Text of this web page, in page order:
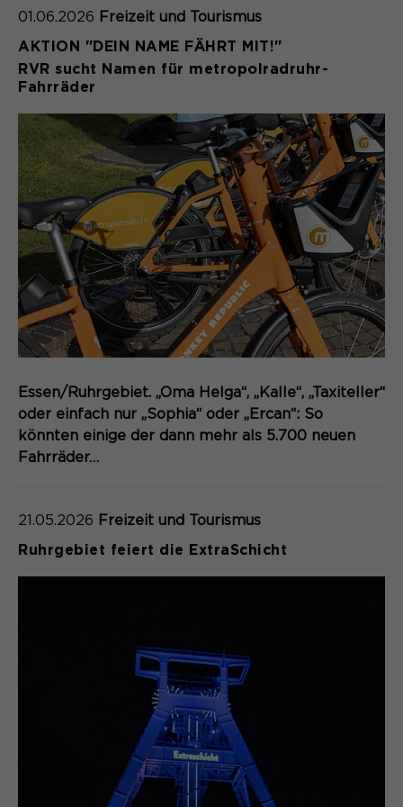
Name cookie_optin
Anbieter Sgalinski
Zweck
Speichert den Zustimmungsstatus des
Benutzers für Cookies auf der
aktuellen Domäne.
01.06.2026 Freizeit und Tourismus
AKTION "DEIN NAME FÄHRT MIT!"
RVR sucht Namen für metropolradruhr-
Fahrräder
Essen/Ruhrgebiet. „Oma Helga“, „Kalle“, „Taxiteller“
oder einfach nur „Sophia“ oder „Ercan“: So
könnten einige der dann mehr als 5.700 neuen
Fahrräder…
21.05.2026 Freizeit und Tourismus
Ruhrgebiet feiert die ExtraSchicht